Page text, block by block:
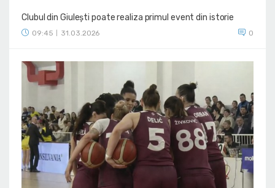
Clubul din Giulești poate realiza primul event din istorie
09:45 31.03.2026 0